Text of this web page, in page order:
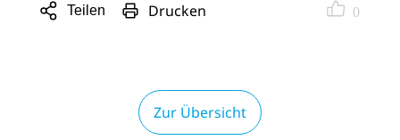
Teilen
Sharing
Drucken 0
Zur Übersicht